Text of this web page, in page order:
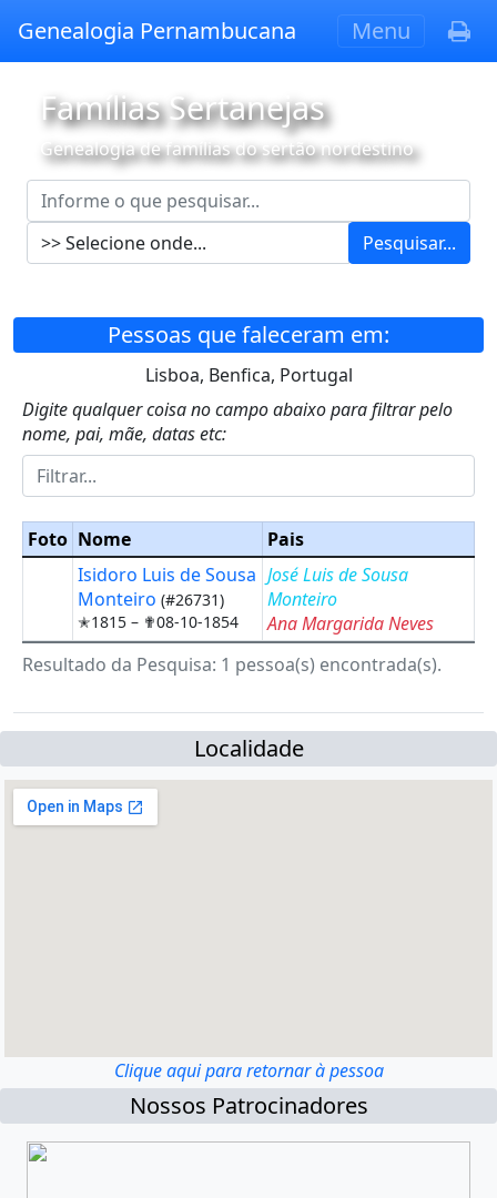
Genealogia Pernambucana Menu
Famílias Sertanejas
Genealogia de famílias do sertão nordestino
Pesquisar...
Pessoas que faleceram em:
Lisboa, Benfica, Portugal
Digite qualquer coisa no campo abaixo para filtrar pelo
nome, pai, mãe, datas etc:
Foto Nome
Pais
Isidoro Luis de Sousa
Monteiro (#26731)
✭1815 – ✟08-10-1854
José Luis de Sousa
Monteiro
Ana Margarida Neves
Resultado da Pesquisa: 1 pessoa(s) encontrada(s).
Localidade
Clique aqui para retornar à pessoa
Nossos Patrocinadores